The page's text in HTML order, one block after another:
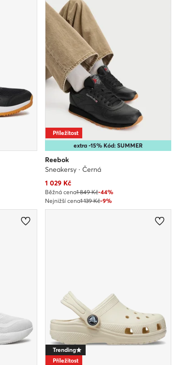
extra -15% Kód: SUMMER
Příležitost
Reebok
Sneakersy · Černá
Aktuální cena
1 029Kč
Běžná cena1 849 Kč-44%
Nejnižší cena1 139 Kč-9%
Trending
Příležitost